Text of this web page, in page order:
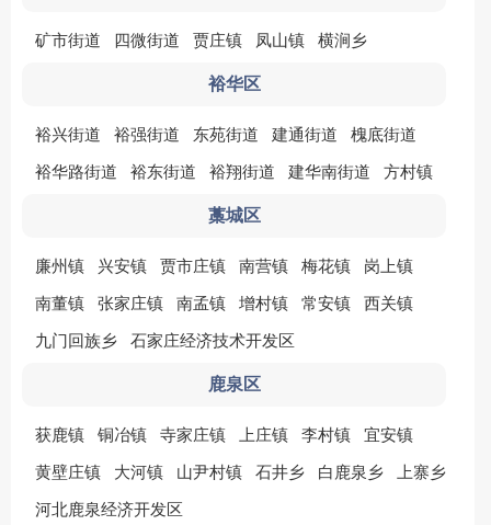
矿市街道 四微街道 贾庄镇 凤山镇 横涧乡
裕华区
裕兴街道 裕强街道 东苑街道 建通街道 槐底街道
裕华路街道 裕东街道 裕翔街道 建华南街道 方村镇
藁城区
廉州镇 兴安镇 贾市庄镇 南营镇 梅花镇 岗上镇
南董镇 张家庄镇 南孟镇 增村镇 常安镇 西关镇
九门回族乡 石家庄经济技术开发区
鹿泉区
获鹿镇 铜冶镇 寺家庄镇 上庄镇 李村镇 宜安镇
黄壁庄镇 大河镇 山尹村镇 石井乡 白鹿泉乡 上寨乡
河北鹿泉经济开发区